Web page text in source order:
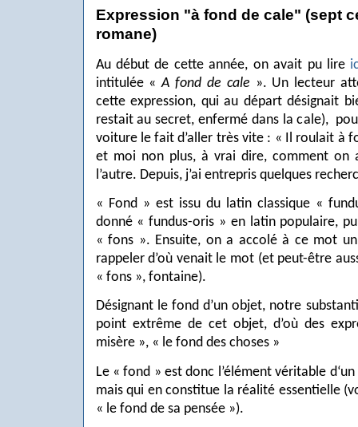
Expression "à fond de cale" (sept
romane)
Au début de cette année, on avait pu lire
intitulée « A fond de cale ». Un lecteur
cette expression, qui au départ désignait
restait au secret, enfermé dans la cale),
voiture le fait d’aller très vite : « Il roulait à
et moi non plus, à vrai dire, comment on
l’autre. Depuis, j’ai entrepris quelques
« Fond » est issu du latin classique «
donné « fundus-oris » en latin populaire,
« fons ». Ensuite, on a accolé à ce mot
rappeler d’où venait le mot (et peut-être
« fons », fontaine).
Désignant le fond d’un objet, notre
point extrême de cet objet, d’où des
misère », « le fond des choses »
Le « fond » est donc l’élément véritable
mais qui en constitue la réalité essentielle
« le fond de sa pensée »).